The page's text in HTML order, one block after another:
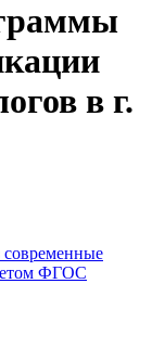
в г.
современные
ФГОС